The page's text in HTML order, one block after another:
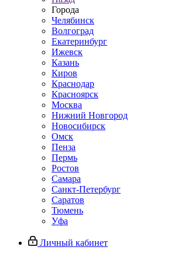
Города
Челябинск
Волгоград
Екатеринбург
Ижевск
Казань
Киров
Краснодар
Красноярск
Москва
Нижний Новгород
Новосибирск
Омск
Пенза
Пермь
Ростов
Самара
Санкт-Петербург
Саратов
Тюмень
Уфа
Личный кабинет